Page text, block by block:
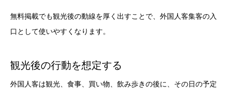
無料掲載でも観光後の動線を厚く出すことで、外国人客集客の入
口として使いやすくなります。
観光後の行動を想定する
外国人客は観光、食事、買い物、飲み歩きの後に、その日の予定